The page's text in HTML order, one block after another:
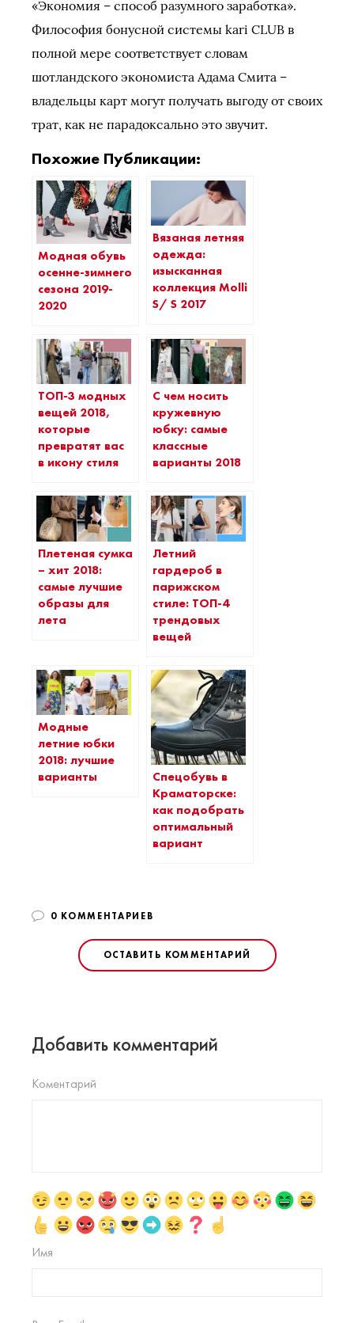
«Экономия – способ разумного заработка».
Философия бонусной системы kari CLUB в
полной мере соответствует словам
шотландского экономиста Адама Смита –
владельцы карт могут получать выгоду от своих
трат, как не парадоксально это звучит.
Похожие Публикации:
Модная обувь
осенне-зимнего
сезона 2019-
2020
Вязаная летняя
одежда:
изысканная
коллекция Molli
S/ S 2017
ТОП-3 модных
вещей 2018,
которые
превратят вас
в икону стиля
C чем носить
кружевную
юбку: самые
классные
варианты 2018
Плетеная сумка
– хит 2018:
самые лучшие
образы для
лета
Летний
гардероб в
парижском
стиле: ТОП-4
трендовых
вещей
Модные
летние юбки
2018: лучшие
варианты
Спецобувь в
Краматорске:
как подобрать
оптимальный
вариант
0 КОММЕНТАРИЕВ
ОСТАВИТЬ КОММЕНТАРИЙ
Добавить комментарий
Коментарий
Имя